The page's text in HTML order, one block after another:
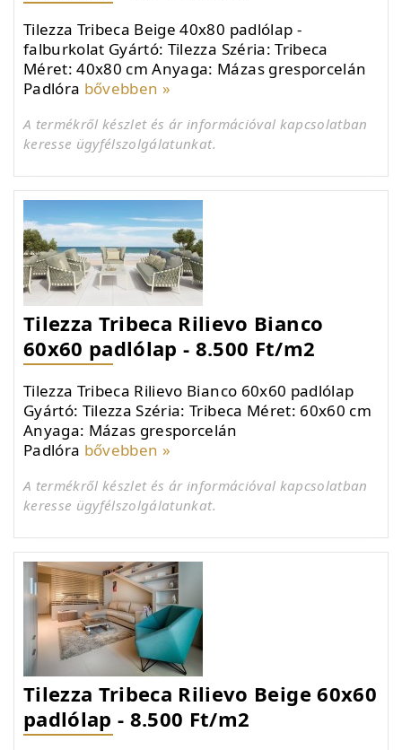
Tilezza Tribeca Beige 40x80 padlólap -
falburkolat Gyártó: Tilezza Széria: Tribeca
Méret: 40x80 cm Anyaga: Mázas gresporcelán
Padlóra bővebben »
A termékről készlet és ár információval kapcsolatban
keresse ügyfélszolgálatunkat.
Tilezza Tribeca Rilievo Bianco
60x60 padlólap - 8.500 Ft/m2
Tilezza Tribeca Rilievo Bianco 60x60 padlólap
Gyártó: Tilezza Széria: Tribeca Méret: 60x60 cm
Anyaga: Mázas gresporcelán
Padlóra bővebben »
A termékről készlet és ár információval kapcsolatban
keresse ügyfélszolgálatunkat.
Tilezza Tribeca Rilievo Beige 60x60
padlólap - 8.500 Ft/m2